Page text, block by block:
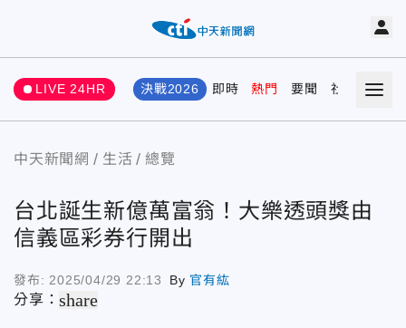
LIVE 24HR 決戰2026 即時 熱門 要聞 社會 娛樂
中天新聞網 生活 總覽
台北誕生新億萬富翁！大樂透頭獎由
信義區彩券行開出
發布: 2025/04/29 22:13 By 官有紘
分享：share